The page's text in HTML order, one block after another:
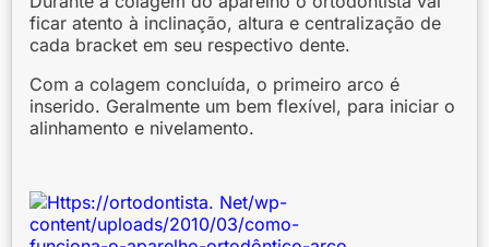
ficar atento à inclinação, altura e centralização de
cada bracket em seu respectivo dente.
Com a colagem concluída, o primeiro arco é
inserido. Geralmente um bem flexível, para iniciar o
alinhamento e nivelamento.